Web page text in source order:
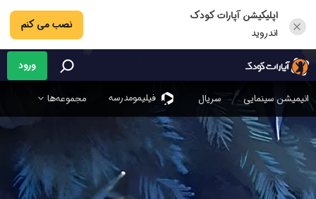
اپلیکیشن آپارات کودک
اندروید
نصب می کنم
انیمیشن سینمایی سریال فیلیمو‌مدرسه مجموعه‌ها
ورود